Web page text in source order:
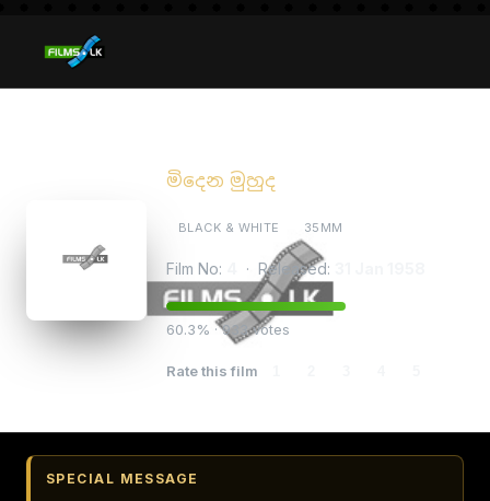
මිදෙන මුහුද
BLACK & WHITE 35MM
Film No: · Released:
60.3% · 933 votes
Rate this film
SPECIAL MESSAGE